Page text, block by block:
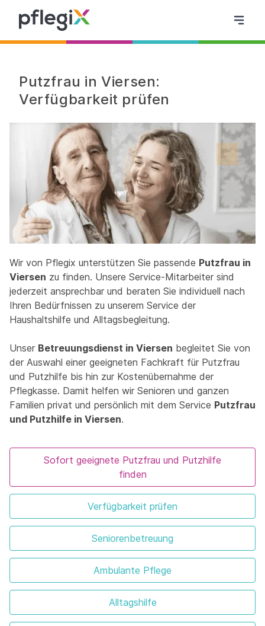
Putzfrau in Viersen:
Verfügbarkeit prüfen
Wir von Pflegix unterstützen Sie passende Putzfrau in
Viersen zu finden. Unsere Service-Mitarbeiter sind
jederzeit ansprechbar und beraten Sie individuell nach
Ihren Bedürfnissen zu unserem Service der
Haushaltshilfe und Alltagsbegleitung.
Unser Betreuungsdienst in Viersen begleitet Sie von
der Auswahl einer geeigneten Fachkraft für Putzfrau
und Putzhilfe bis hin zur Kostenübernahme der
Pflegkasse. Damit helfen wir Senioren und ganzen
Familien privat und persönlich mit dem Service Putzfrau
und Putzhilfe in Viersen.
Sofort geeignete Putzfrau und Putzhilfe
finden
Verfügbarkeit prüfen
Seniorenbetreuung
Ambulante Pflege
Alltagshilfe